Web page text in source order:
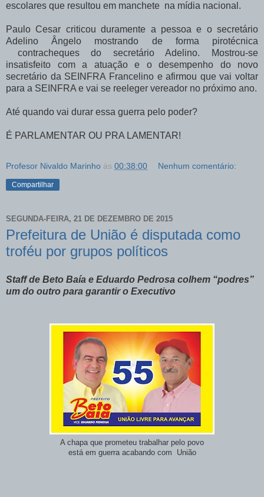
escolares que resultou em manchete na mídia nacional.
Paulo Cesar criticou duramente a pessoa e o secretário
Adelino Ângelo mostrando de forma pirotécnica
contracheques do secretário Adelino. Mostrou-se
insatisfeito com a atuação e o desempenho do novo
secretário da SEINFRA Francelino e afirmou que vai voltar
para a SEINFRA e vai se reeleger vereador no próximo ano.
Até quando vai durar essa guerra pelo poder?
É PARLAMENTAR OU PRA LAMENTAR!
Profesor Nivaldo Marinho às 00:38:00 Nenhum comentário:
Compartilhar
SEGUNDA-FEIRA, 21 DE DEZEMBRO DE 2015
Prefeitura de União é disputada como
troféu por grupos políticos
Staff de Beto Baía e Eduardo Pedrosa colhem “podres”
um do outro para garantir o Executivo
A chapa que prometeu trabalhar pelo povo
está em guerra acabando com União